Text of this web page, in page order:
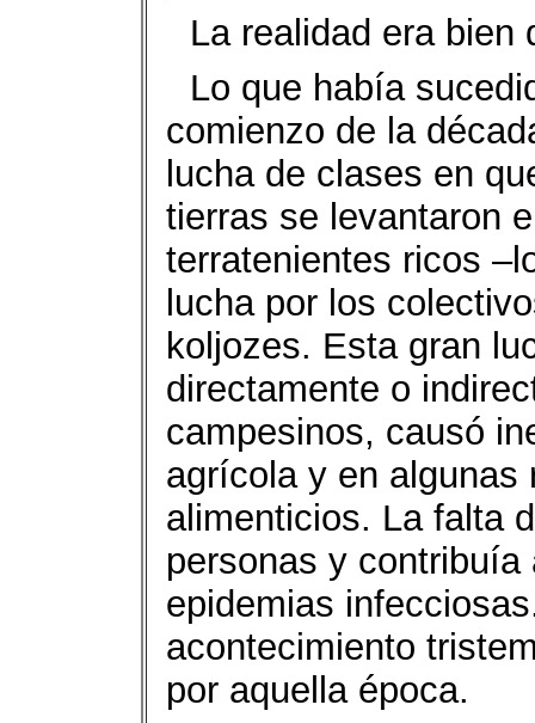
La realidad era bien
Lo que había
comienzo de la
lucha de clases en
tierras se levantaron
terratenientes ricos
lucha por los
koljozes. Esta gran
directamente o
campesinos, causó
agrícola y en algunas
alimenticios. La falta
personas y
epidemias
acontecimiento
por aquella época.